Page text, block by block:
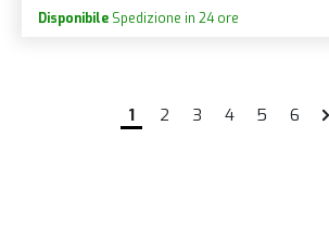
Disponibile Spedizione in 24 ore
1 2 3 4 5 6